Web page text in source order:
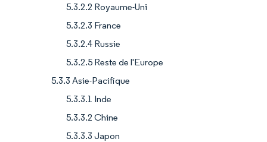
5.3.2.2 Royaume-Uni
5.3.2.3 France
5.3.2.4 Russie
5.3.2.5 Reste de l'Europe
5.3.3 Asie-Pacifique
5.3.3.1 Inde
5.3.3.2 Chine
5.3.3.3 Japon